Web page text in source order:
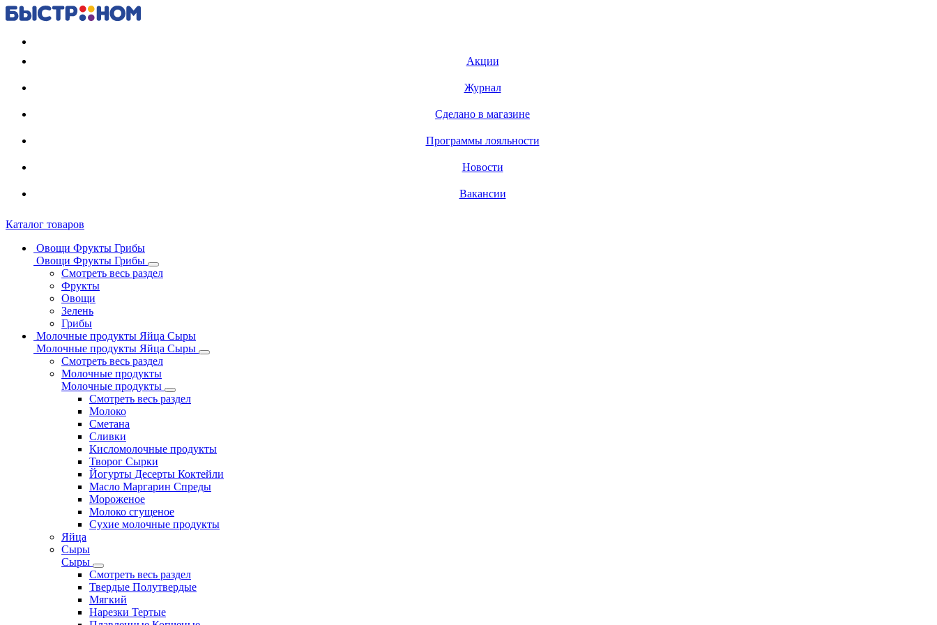
Акции
Журнал
Сделано в магазине
Программы лояльности
Новости
Вакансии
Каталог товаров
Овощи Фрукты Грибы
Овощи Фрукты Грибы
Смотреть весь раздел
Фрукты
Овощи
Зелень
Грибы
Молочные продукты Яйца Сыры
Молочные продукты Яйца Сыры
Смотреть весь раздел
Молочные продукты
Молочные продукты
Смотреть весь раздел
Молоко
Сметана
Сливки
Кисломолочные продукты
Творог Сырки
Йогурты Десерты Коктейли
Масло Маргарин Спреды
Мороженое
Молоко сгущеное
Сухие молочные продукты
Яйца
Сыры
Сыры
Смотреть весь раздел
Твердые Полутвердые
Мягкий
Нарезки Тертые